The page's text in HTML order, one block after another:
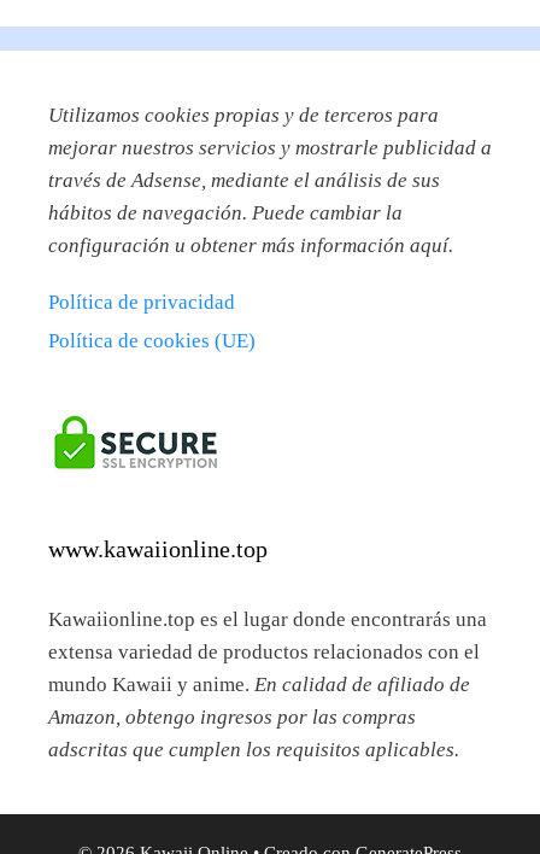
Utilizamos cookies propias y de terceros para
mejorar nuestros servicios y mostrarle publicidad a
través de Adsense, mediante el análisis de sus
hábitos de navegación. Puede cambiar la
configuración u obtener más información aquí.
Política de privacidad
Política de cookies (UE)
www.kawaiionline.top
Kawaiionline.top es el lugar donde encontrarás una
extensa variedad de productos relacionados con el
mundo Kawaii y anime. En calidad de afiliado de
Amazon, obtengo ingresos por las compras
adscritas que cumplen los requisitos aplicables.